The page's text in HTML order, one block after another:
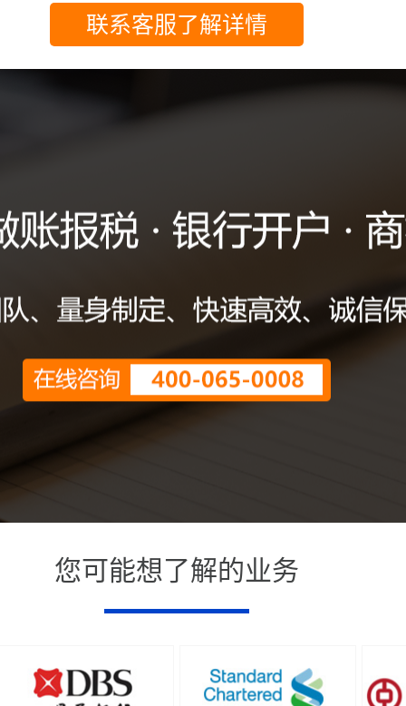
联系客服了解详情
您可能想了解的业务